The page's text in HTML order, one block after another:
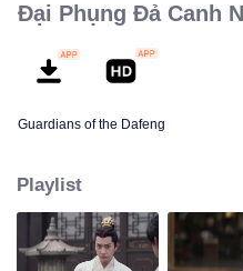
Đại Phụng Đả Canh
Guardians of the Dafeng
Playlist